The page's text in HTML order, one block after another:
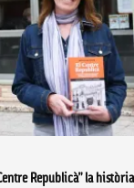
Republicà” la